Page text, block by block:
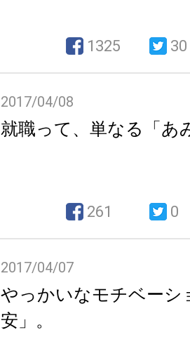
1325 30
2017/04/08
就職って、単なる「あ
261 0
2017/04/07
やっかいなモチベーシ
安」。